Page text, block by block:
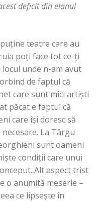
deficit din elanul
teatre care au
poţi face tot ce-ţi
unde n-am avut
de faptul că
care sunt mici artişti
păcat e faptul că
care îşi doresc să
La Târgu
sunt oameni
condiţii care unui
Alt aspect trist
o anumită meserie –
ce lipseşte în